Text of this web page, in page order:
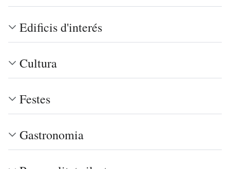
Edificis d'interés
Cultura
Festes
Gastronomia